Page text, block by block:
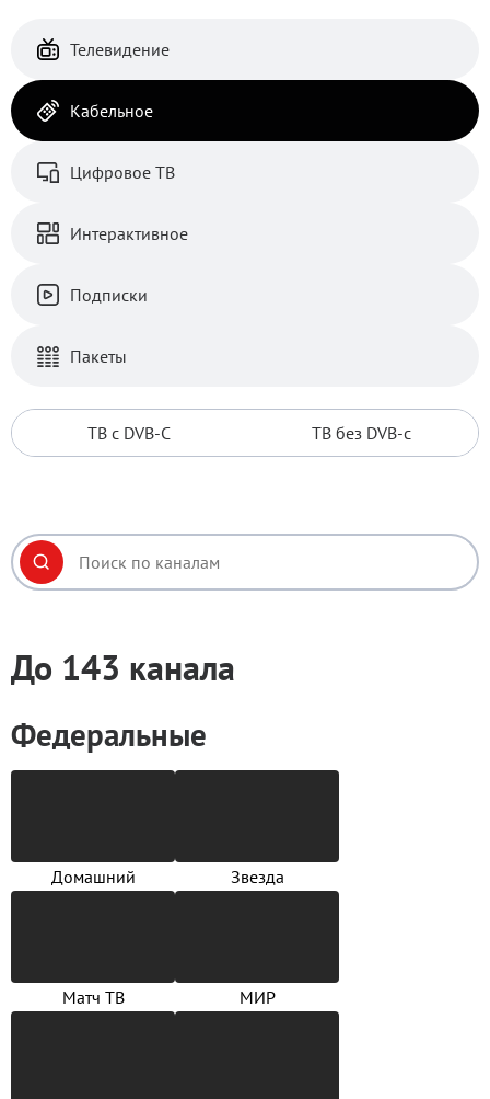
Телевидение
Кабельное
Цифровое ТВ
Интерактивное
Подписки
Пакеты
ТВ с DVB-C ТВ без DVB-c
До 143 канала
Федеральные
Домашний Звезда
Матч ТВ МИР